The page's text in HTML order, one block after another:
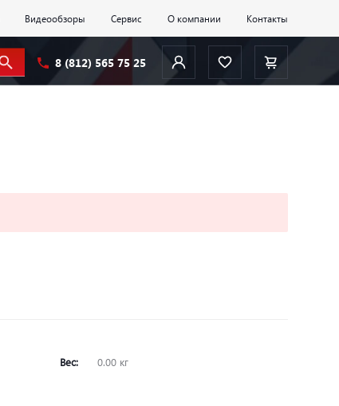
Видеообзоры Сервис О компании Контакты
8 (812) 565 75 25
Вес: 0.00 кг